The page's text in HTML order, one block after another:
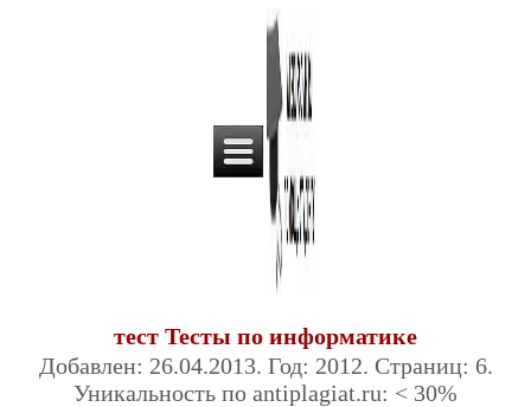
тест Тесты по информатике
Добавлен: 26.04.2013. Год: 2012. Страниц: 6.
Уникальность по antiplagiat.ru: < 30%